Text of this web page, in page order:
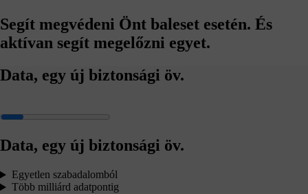
Segít megvédeni Önt baleset esetén. És
aktívan segít megelőzni egyet.
Data, egy új biztonsági öv.
Data, egy új biztonsági öv.
Egyetlen szabadalomból
Több milliárd adatpontig